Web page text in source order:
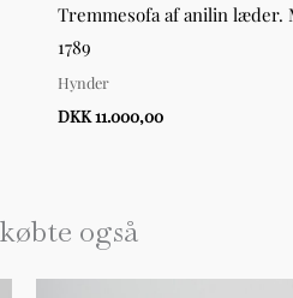
Tremmesofa af anilin læder.
1789
Hynder
DKK 11.000,00
også